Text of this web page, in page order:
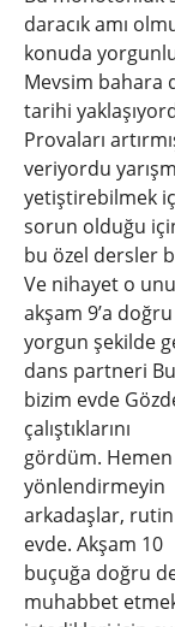
daracık amı
konuda
Mevsim bahara
tarihi
Provaları
veriyordu
yetiştirebilmek
sorun olduğu
bu özel dersler
Ve nihayet o
akşam 9’a
yorgun şekilde
dans partneri
bizim evde
çalıştıklarını
gördüm. Hemen
yönlendirmeyin
arkadaşlar, rutin
evde. Akşam 10
buçuğa doğru
muhabbet